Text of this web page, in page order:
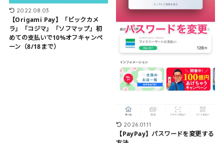
2022.08.03
【Origami Pay】「ビックカメ
ラ」「コジマ」「ソフマップ」初
めての支払いで10%オフキャンペ
ーン（8/18まで）
2026.01.11
【PayPay】パスワードを変更する